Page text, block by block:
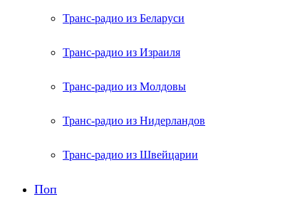
Транс-радио из Беларуси
Транс-радио из Израиля
Транс-радио из Молдовы
Транс-радио из Нидерландов
Транс-радио из Швейцарии
Поп